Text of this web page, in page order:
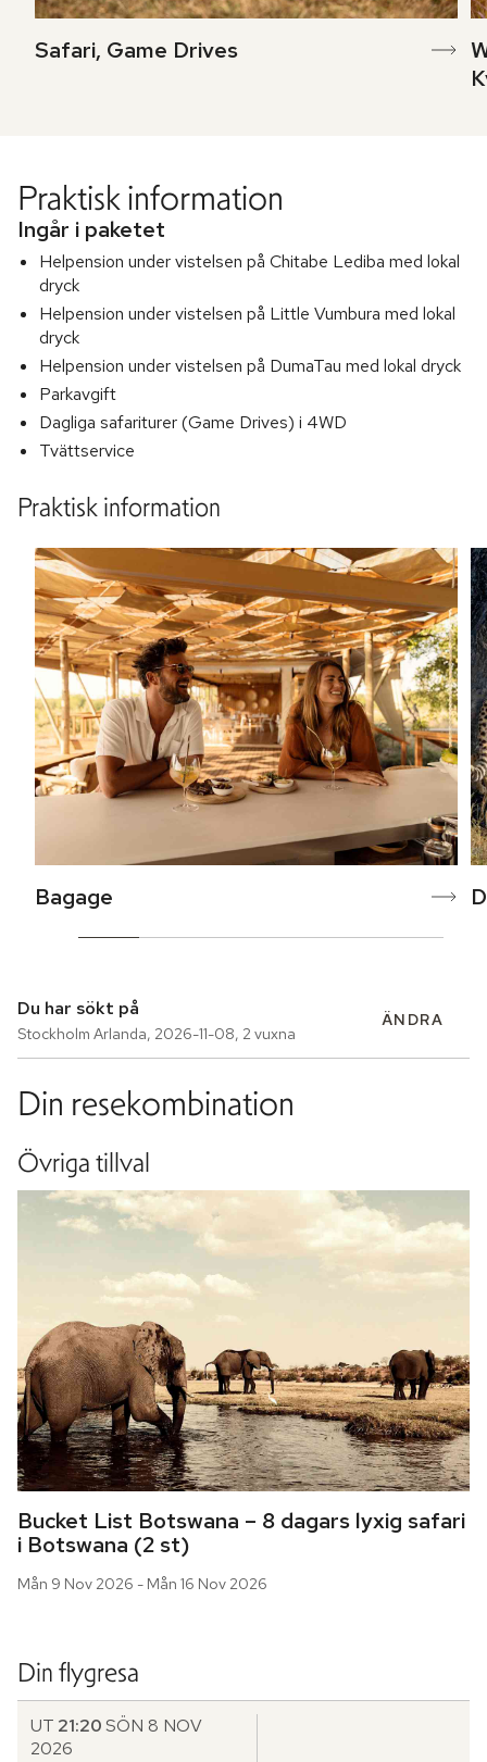
Safari, Game Drives
Praktisk information
Ingår i paketet
Helpension under vistelsen på Chitabe Lediba med lokal
dryck
Helpension under vistelsen på Little Vumbura med lokal
dryck
Helpension under vistelsen på DumaTau med lokal dryck
Parkavgift
Dagliga safariturer (Game Drives) i 4WD
Tvättservice
Praktisk information
Bagage
Du har sökt på
Stockholm Arlanda, 2026-11-08, 2 vuxna
ÄNDRA
Din resekombination
Övriga tillval
Bucket List Botswana – 8 dagars lyxig safari
i Botswana (2 st)
Mån 9 Nov 2026 - Mån 16 Nov 2026
Din flygresa
UT 21:20SÖN 8 NOV
2026